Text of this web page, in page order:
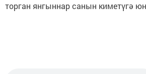
торган янгыннар санын киметүгә